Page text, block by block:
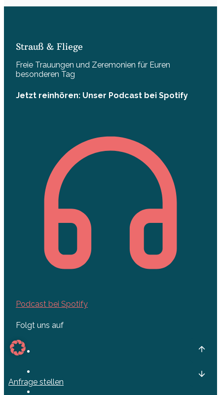
Strauß & Fliege
Freie Trauungen und Zeremonien für Euren
besonderen Tag
Jetzt reinhören: Unser Podcast bei Spotify
Podcast bei Spotify
Folgt uns auf
Anfrage stellen